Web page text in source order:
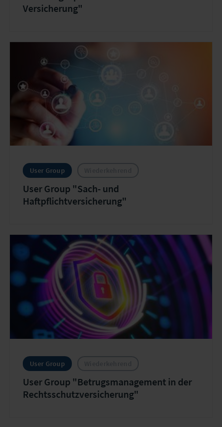
Versicherung"
User Group
User Group "Sach- und
Haftpflichtversicherung"
User Group
User Group "Betrugsmanagement in der
Rechtsschutzversicherung"